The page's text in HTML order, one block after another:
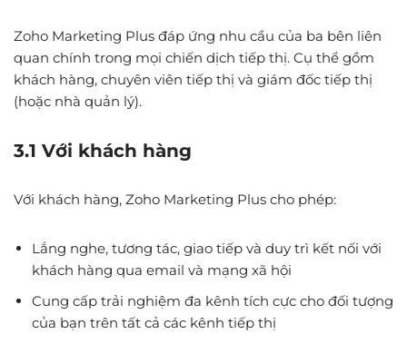
Zoho Marketing Plus đáp ứng nhu cầu của ba bên liên
quan chính trong mọi chiến dịch tiếp thị. Cụ thể gồm
khách hàng, chuyên viên tiếp thị và giám đốc tiếp thị
(hoặc nhà quản lý).
3.1 Với khách hàng
Với khách hàng, Zoho Marketing Plus cho phép:
Lắng nghe, tương tác, giao tiếp và duy trì kết nối với
khách hàng qua email và mạng xã hội
Cung cấp trải nghiệm đa kênh tích cực cho đối tượng
của bạn trên tất cả các kênh tiếp thị